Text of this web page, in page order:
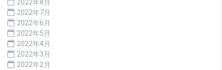
2022年8月
2022年7月
2022年6月
2022年5月
2022年4月
2022年3月
2022年2月